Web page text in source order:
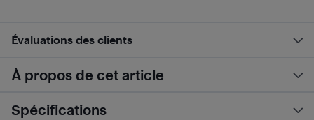
Évaluations des clients
À propos de cet article
Spécifications